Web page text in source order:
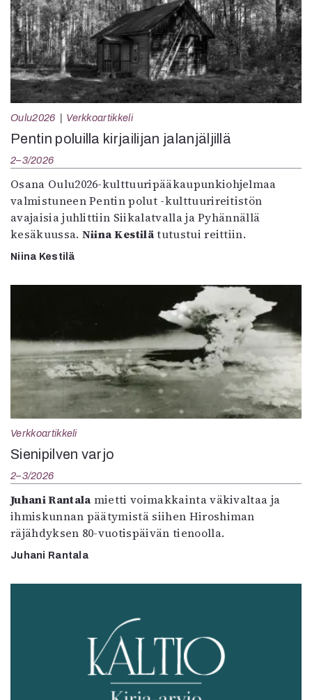
Oulu2026 Verkkoartikkeli
Pentin poluilla kirjailijan jalanjäljillä
2–3/2026
Osana Oulu2026-kulttuuripääkaupunkiohjelmaa
valmistuneen Pentin polut -kulttuurireitistön
avajaisia juhlittiin Siikalatvalla ja Pyhännällä
kesäkuussa. Niina Kestilätutustui reittiin.
Niina Kestilä
Verkkoartikkeli
Sienipilven varjo
2–3/2026
Juhani Rantala mietti voimakkainta väkivaltaa ja
ihmiskunnan päätymistä siihen Hiroshiman
räjähdyksen 80-vuotispäivän tienoolla.
Juhani Rantala